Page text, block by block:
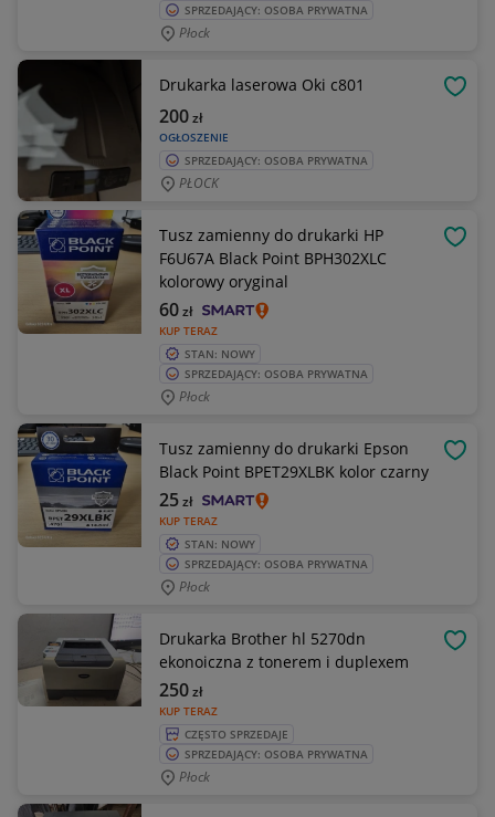
SPRZEDAJĄCY: OSOBA PRYWATNA
Płock
Drukarka laserowa Oki c801
OGŁOSZENIE
200zł
SPRZEDAJĄCY: OSOBA PRYWATNA
PŁOCK
Tusz zamienny do drukarki HP
F6U67A Black Point BPH302XLC
kolorowy oryginal
KUP TERAZ
60zł
STAN: NOWY
SPRZEDAJĄCY: OSOBA PRYWATNA
Płock
Tusz zamienny do drukarki Epson
Black Point BPET29XLBK kolor czarny
KUP TERAZ
25zł
STAN: NOWY
SPRZEDAJĄCY: OSOBA PRYWATNA
Płock
Drukarka Brother hl 5270dn
ekonoiczna z tonerem i duplexem
KUP TERAZ
250zł
CZĘSTO SPRZEDAJE
SPRZEDAJĄCY: OSOBA PRYWATNA
Płock